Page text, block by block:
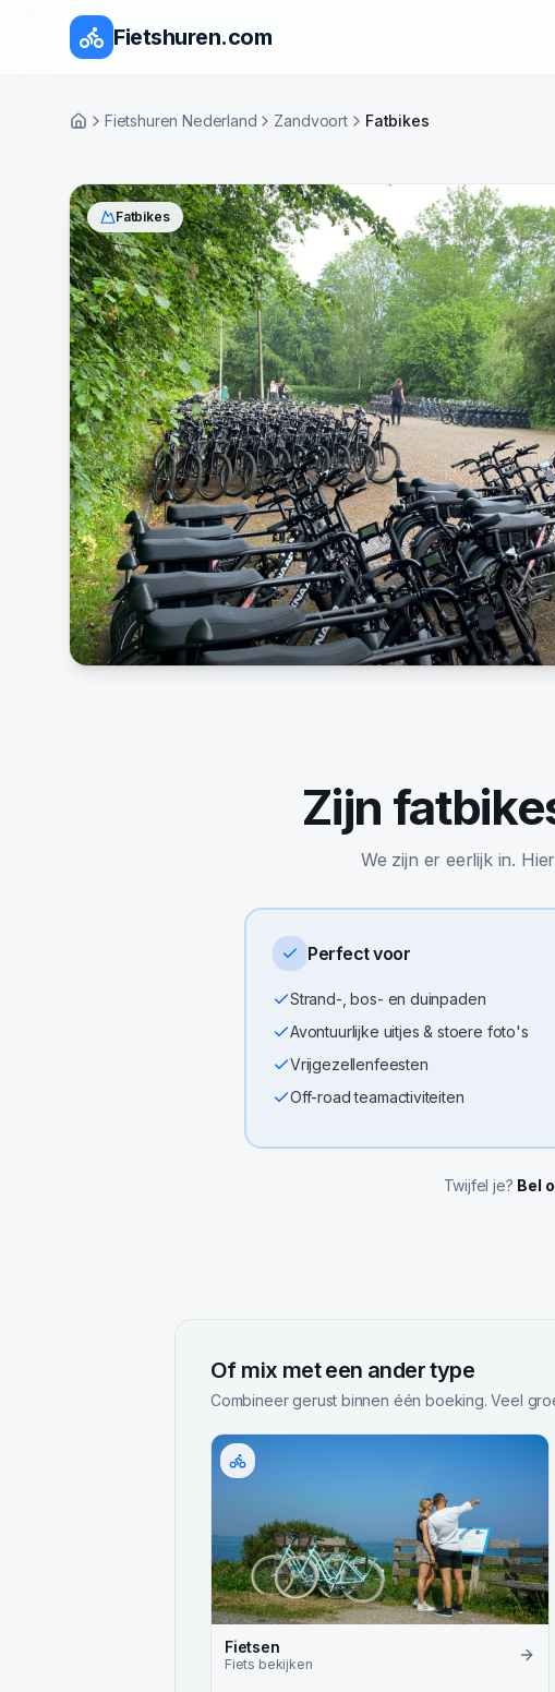
Fietshuren.com
HomeFietshuren Nederland Zandvoort Fatbikes
Fatbikes
Zijn
We zijn er eerlijk in.
Perfect voor
Strand-, bos- en duinpaden
Avontuurlijke uitjes & stoere foto's
Vrijgezellenfeesten
Off-road teamactiviteiten
Twijfel je? Bel
Of mix met een ander type
Combineer gerust binnen één boeking. Veel
Fietsen
Fiets bekijken